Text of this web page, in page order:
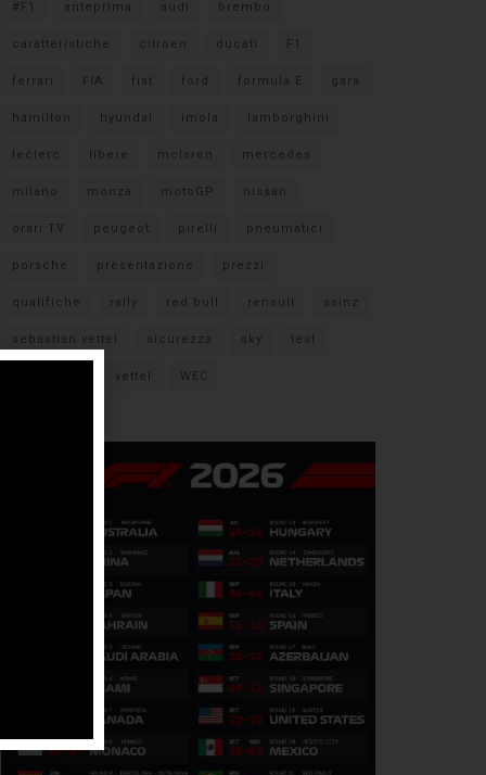
#F1 anteprima audi brembo
caratteristiche citroen ducati F1
ferrari FIA fiat ford formula E gara
hamilton hyundai imola lamborghini
leclerc libere mclaren mercedes
milano monza motoGP nissan
orari TV peugeot pirelli pneumatici
porsche presentazione prezzi
qualifiche rally red bull renault sainz
sebastian vettel sicurezza sky test
vettel WEC